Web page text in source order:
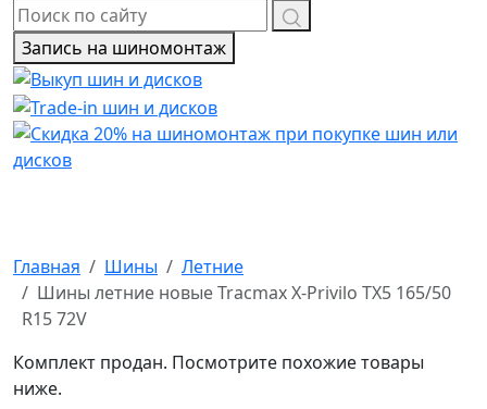
Запись на шиномонтаж
Главная Шины
Летние
Шины летние новые Tracmax X-Privilo TX5 165/50
R15 72V
Комплект продан. Посмотрите похожие товары
ниже.